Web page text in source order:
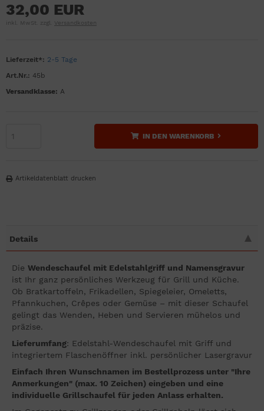
32,00 EUR
inkl. MwSt. zzgl. Versandkosten
Lieferzeit*: 2-5 Tage
Art.Nr.: 45b
Versandklasse: A
IN DEN WARENKORB
Artikeldatenblatt drucken
Details
Die Wendeschaufel mit Edelstahlgriff und Namensgravur
ist Ihr ganz persönliches Werkzeug für Grill und Küche.
Ob Bratkartoffeln, Frikadellen, Spiegeleier, Omeletts,
Pfannkuchen, Crêpes oder Gemüse – mit dieser Schaufel
gelingt das Wenden, Heben und Servieren mühelos und
präzise.
Lieferumfang: Edelstahl-Wendeschaufel mit Griff und
integriertem Flaschenöffner inkl. persönlicher Lasergravur
Einfach Ihren Wunschnamen im Bestellprozess unter "Ihre
Anmerkungen" (max. 10 Zeichen) eingeben und eine
individuelle Grillschaufel für jeden Anlass erhalten.